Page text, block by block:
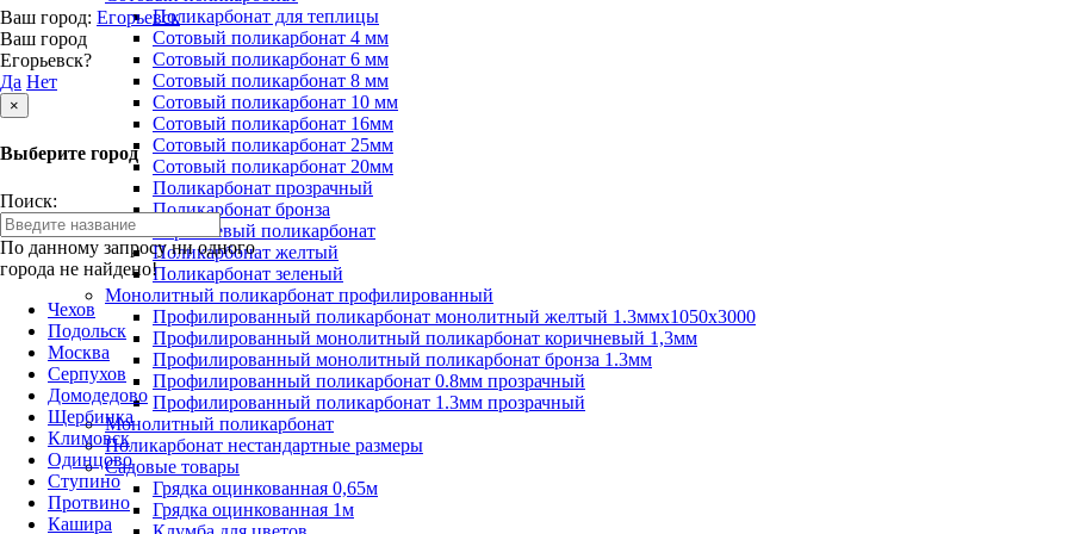
Ваш город: Егорьевск
Ваш город
Егорьевск?
Да Нет
×
Выберите город
Поиск:
По данному запросу ни одного
города не найдено!
Чехов
Подольск
Москва
Серпухов
Домодедово
Щербинка
Климовск
Одинцово
Ступино
Протвино
Кашира
Поликарбонат для теплицы
Сотовый поликарбонат 4 мм
Сотовый поликарбонат 6 мм
Сотовый поликарбонат 8 мм
Сотовый поликарбонат 10 мм
Сотовый поликарбонат 16мм
Сотовый поликарбонат 25мм
Сотовый поликарбонат 20мм
Поликарбонат прозрачный
Поликарбонат бронза
Коричневый поликарбонат
Поликарбонат желтый
Поликарбонат зеленый
Монолитный поликарбонат профилированный
Профилированный поликарбонат монолитный желтый 1.3ммх1050х3000
Профилированный монолитный поликарбонат коричневый 1,3мм
Профилированный монолитный поликарбонат бронза 1.3мм
Профилированный поликарбонат 0.8мм прозрачный
Профилированный поликарбонат 1.3мм прозрачный
Монолитный поликарбонат
Поликарбонат нестандартные размеры
Садовые товары
Грядка оцинкованная 0,65м
Грядка оцинкованная 1м